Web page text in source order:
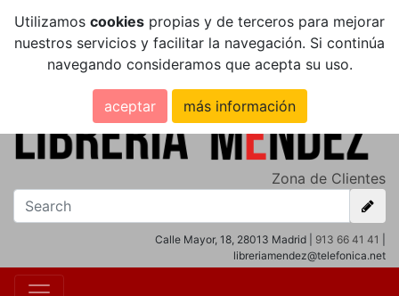
Utilizamos cookies propias y de terceros para mejorar
nuestros servicios y facilitar la navegación. Si continúa
navegando consideramos que acepta su uso.
aceptar más información
Zona de Clientes
Calle Mayor, 18, 28013 Madrid | 913 66 41 41
libreriamendez@telefonica.net